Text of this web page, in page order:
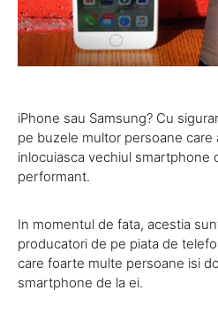
iPhone sau Samsung? Cu
pe buzele multor persoane care
inlocuiasca vechiul smartphone
performant.
In momentul de fata, acestia
producatori de pe piata de
care foarte multe persoane isi
smartphone de la ei.